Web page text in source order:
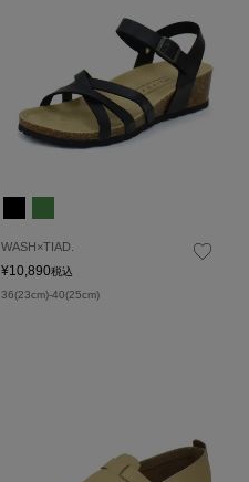
WASH×TIAD.
¥10,890税込
36(23cm)-40(25cm)